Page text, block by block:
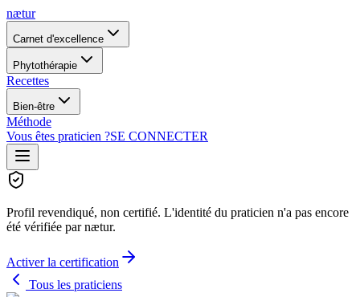
nætur
Carnet d'excellence
Phytothérapie
Recettes
Bien-être
Méthode
Vous êtes praticien ?SE CONNECTER
Profil revendiqué, non certifié. L'identité du praticien n'a pas encore
été vérifiée par nætur.
Activer la certification
Tous les praticiens